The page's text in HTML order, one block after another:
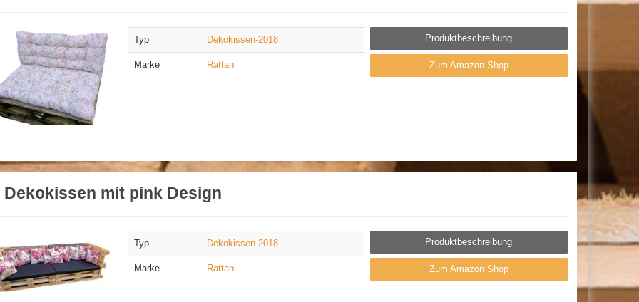
Typ Dekokissen-2018
Marke Rattani
Produktbeschreibung
Zum Amazon Shop
Dekokissen mit pink Design
Typ Dekokissen-2018
Marke Rattani
Produktbeschreibung
Zum Amazon Shop